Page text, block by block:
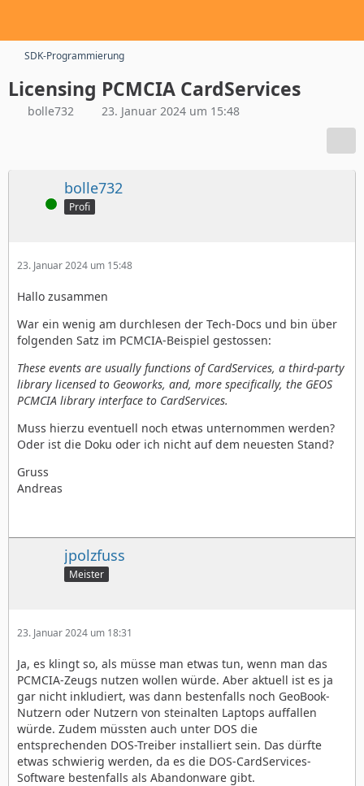
SDK-Programmierung
Licensing PCMCIA CardServices
bolle732 23. Januar 2024 um 15:48
Online
bolle732
Profi
23. Januar 2024 um 15:48
Hallo zusammen
War ein wenig am durchlesen der Tech-Docs und bin über
folgenden Satz im PCMCIA-Beispiel gestossen:
These events are usually functions of CardServices, a third-party
library licensed to Geoworks, and, more specifically, the GEOS
PCMCIA library interface to CardServices.
Muss hierzu eventuell noch etwas unternommen werden?
Oder ist die Doku oder ich nicht auf dem neuesten Stand?
Gruss
Andreas
jpolzfuss
Meister
23. Januar 2024 um 18:31
Ja, es klingt so, als müsse man etwas tun, wenn man das
PCMCIA-Zeugs nutzen wollen würde. Aber aktuell ist es ja
gar nicht inkludiert, was dann bestenfalls noch GeoBook-
Nutzern oder Nutzern von steinalten Laptops auffallen
würde. Zudem müssten auch unter DOS die
entsprechenden DOS-Treiber installiert sein. Das dürfte
etwas schwierig werden, da es die DOS-CardServices-
Software bestenfalls als Abandonware gibt.